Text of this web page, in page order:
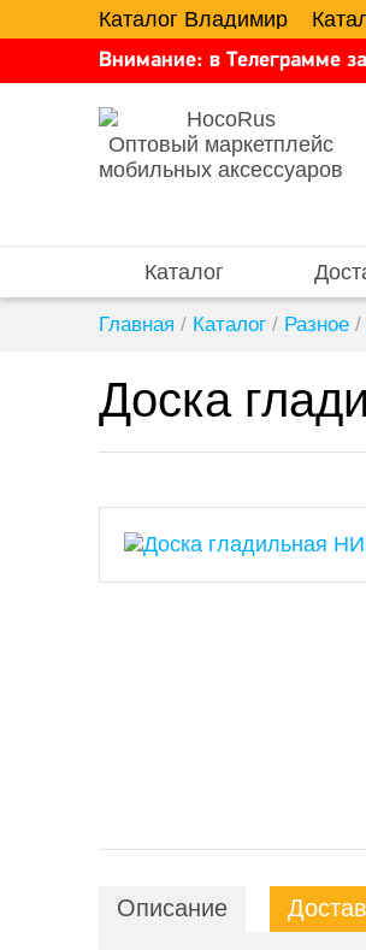
Каталог Владимир
Внимание: в Телеграмме
Оптовый маркетплейс
мобильных аксессуаров
Каталог
Главная / Каталог / Разное /
Доска
Описание